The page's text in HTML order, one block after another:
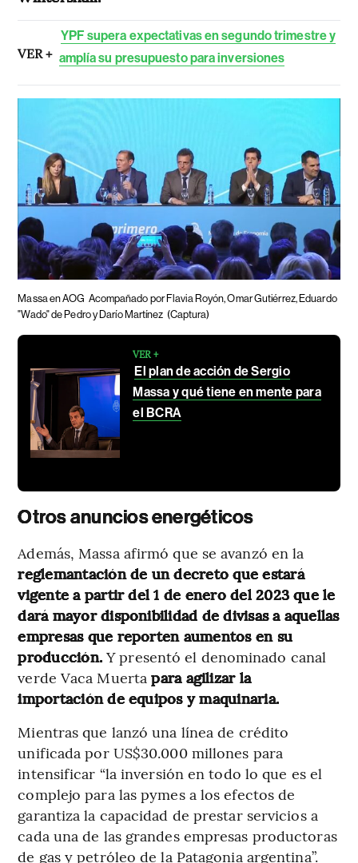
VER +
YPF supera expectativas en segundo trimestre y
amplía su presupuesto para inversiones
Massa en AOG Acompañado por Flavia Royón, Omar Gutiérrez, Eduardo
"Wado" de Pedro y Darío Martínez (Captura)
VER +
El plan de acción de Sergio
Massa y qué tiene en mente para
el BCRA
Otros anuncios energéticos
Además, Massa afirmó que se avanzó en la
reglemantación de un decreto que estará
vigente a partir del 1 de enero del 2023 que le
dará mayor disponibilidad de divisas a aquellas
empresas que reporten aumentos en su
producción. Y presentó el denominado canal
verde Vaca Muerta para agilizar la
importación de equipos y maquinaria.
Mientras que lanzó una línea de crédito
unificada por US$30.000 millones para
intensificar “la inversión en todo lo que es el
complejo para las pymes a los efectos de
garantiza la capacidad de prestar servicios a
cada una de las grandes empresas productoras
de gas y petróleo de la Patagonia argentina”.